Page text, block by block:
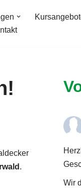
.
Wir